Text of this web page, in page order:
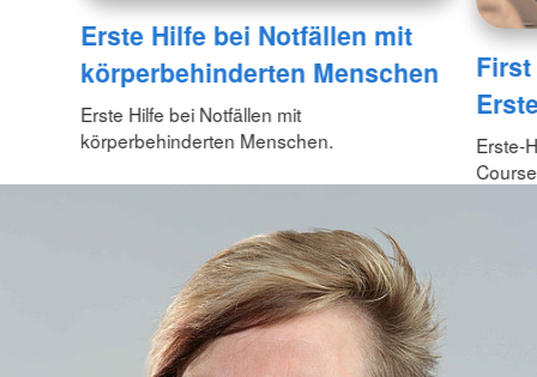
Erste Hilfe bei Notfällen mit
körperbehinderten Menschen
Erste Hilfe bei Notfällen mit
körperbehinderten Menschen.
Erste-